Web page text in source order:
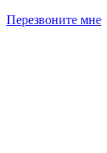
Перезвоните мне